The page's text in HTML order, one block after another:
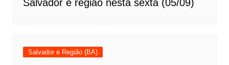
Salvador e região nesta sexta (05/09)
Salvador e Região (BA)